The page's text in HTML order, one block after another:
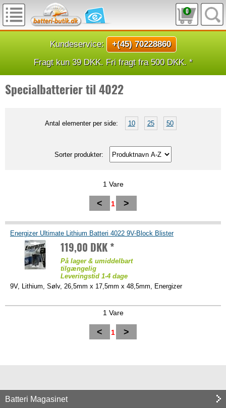
0
Kundeservice:
+(45) 70228860
Fragt kun 39 DKK. Fri fragt fra 500 DKK. *
Specialbatterier til 4022
Antal elementer per side: 10 25 50
Sorter produkter:
1 Vare
< 1 >
Energizer Ultimate Lithium Batteri 4022 9V-Block Blister
119,00 DKK *
På lager & umiddelbart
tilgængelig
Leveringstid 1-4 dage
9V, Lithium, Sølv, 26,5mm x 17,5mm x 48,5mm, Energizer
1 Vare
< 1 >
Batteri Magasinet